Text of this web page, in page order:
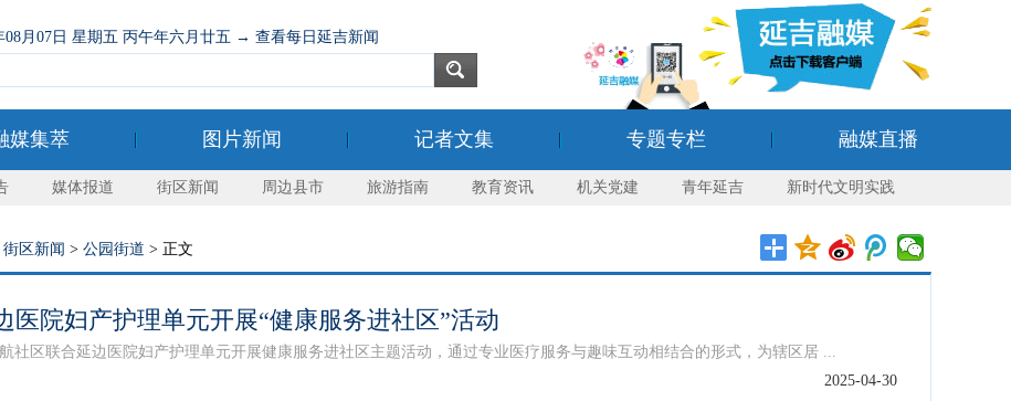
08月07日 星期五 丙午年六月廿五 → 查看每日延吉新闻
媒集萃 图片新闻 记者文集 专题专栏 融媒直播
媒体报道 街区新闻 周边县市 旅游指南 教育资讯 机关党建 青年延吉 新时代文明实践
街区新闻 > 公园街道 > 正文
医院妇产护理单元开展“健康服务进社区”活动
区联合延边医院妇产护理单元开展健康服务进社区主题活动，通过专业医疗服务与趣味互动相结合的形式，为辖区居 ...
2025-04-30